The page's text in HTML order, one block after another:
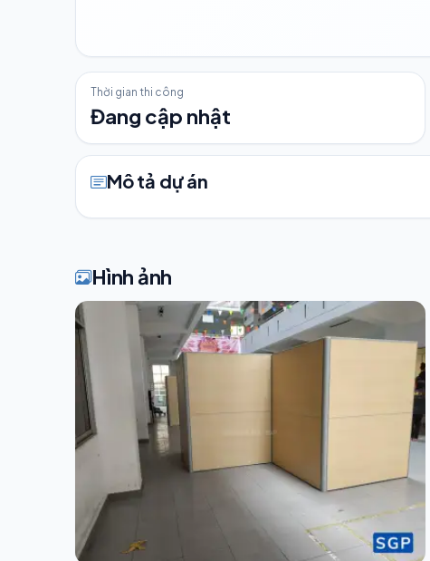
Thời gian thi công
Đang cập nhật
Mô tả dự án
Hình ảnh